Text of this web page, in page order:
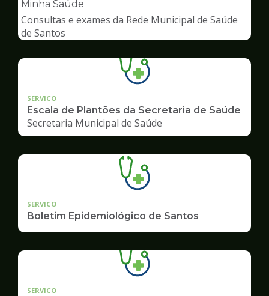
de
Saúde
Minha Saúde
Consultas e exames da Rede Municipal de Saúde
de Santos
SERVICO
Escala de Plantões da Secretaria de Saúde
Secretaria Municipal de Saúde
SERVICO
Boletim Epidemiológico de Santos
SERVICO